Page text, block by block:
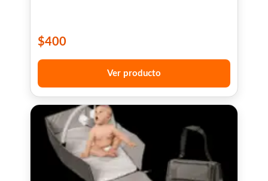
$400
Ver producto